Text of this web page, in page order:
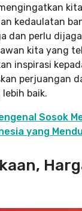
kedaulatan
dan perlu
kita yang
inspirasi
perjuangan
baik.
Sosok
yang